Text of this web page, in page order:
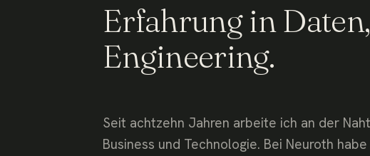
Erfahrung in
Engineering.
Seit achtzehn Jahren arbeite ich an der
Business und Technologie. Bei Neuroth